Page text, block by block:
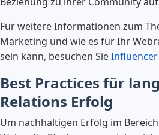
Für weitere Informationen zum
Marketing und wie es für Ihr
sein kann, besuchen Sie
Best Practices für
Relations Erfolg
Um nachhaltigen Erfolg im